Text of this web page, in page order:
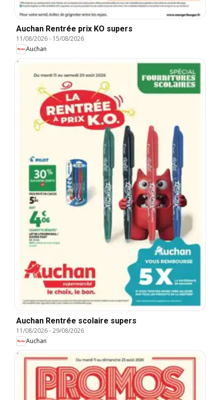
Auchan Rentrée prix KO supers
11/08/2026- 15/08/2026
Auchan
Auchan Rentrée scolaire supers
11/08/2026-29/08/2026
Auchan